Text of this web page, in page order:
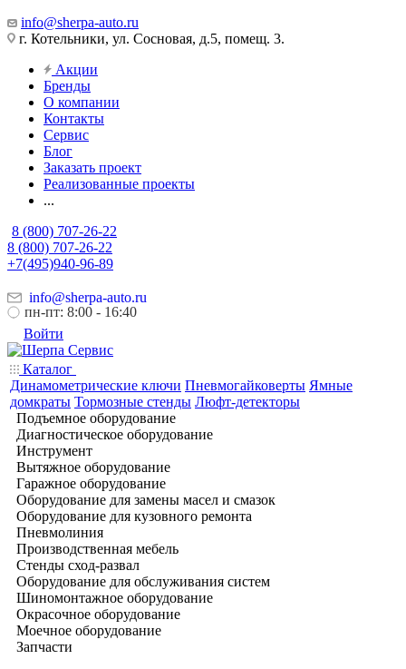
info@sherpa-auto.ru
г. Котельники, ул. Сосновая, д.5, помещ. 3.
Акции
Бренды
О компании
Контакты
Сервис
Блог
Заказать проект
Реализованные проекты
...
8 (800) 707-26-22
8 (800) 707-26-22
+7(495)940-96-89
info@sherpa-auto.ru
пн-пт: 8:00 - 16:40
Войти
Каталог
Динамометрические ключи Пневмогайковерты Ямные
домкраты Тормозные стенды Люфт-детекторы
Подъемное оборудование
Диагностическое оборудование
Инструмент
Вытяжное оборудование
Гаражное оборудование
Оборудование для замены масел и смазок
Оборудование для кузовного ремонта
Пневмолиния
Производственная мебель
Стенды сход-развал
Оборудование для обслуживания систем
Шиномонтажное оборудование
Окрасочное оборудование
Моечное оборудование
Запчасти